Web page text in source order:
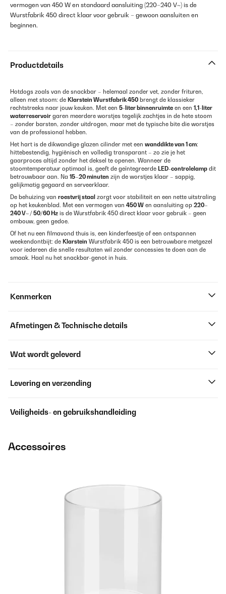
vermogen van 450 W en standaard aansluiting (220–240 V~) is de
Wurstfabrik 450 direct klaar voor gebruik – gewoon aansluiten en
beginnen.
Productdetails
Hotdogs zoals van de snackbar – helemaal zonder vet, zonder frituren,
alleen met stoom: de Klarstein Wurstfabrik 450 brengt de klassieker
rechtstreeks naar jouw keuken. Met een 5-liter binnenruimte en een 1,1-liter
waterreservoir garen meerdere worstjes tegelijk zachtjes in de hete stoom
– zonder barsten, zonder uitdrogen, maar met de typische bite die worstjes
van de professional hebben.
Het hart is de dikwandige glazen cilinder met een wanddikte van 1 cm:
hittebestendig, hygiënisch en volledig transparant – zo zie je het
gaarproces altijd zonder het deksel te openen. Wanneer de
stoomtemperatuur optimaal is, geeft de geïntegreerde LED-controlelamp dit
betrouwbaar aan. Na 15–20 minuten zijn de worstjes klaar – sappig,
gelijkmatig gegaard en serveerklaar.
De behuizing van roestvrij staal zorgt voor stabiliteit en een nette uitstraling
op het keukenblad. Met een vermogen van 450 W en aansluiting op 220–
240 V~ / 50/60 Hz is de Wurstfabrik 450 direct klaar voor gebruik – geen
ombouw, geen gedoe.
Of het nu een filmavond thuis is, een kinderfeestje of een ontspannen
weekendontbijt: de Klarstein Wurstfabrik 450 is een betrouwbare metgezel
voor iedereen die snelle resultaten wil zonder concessies te doen aan de
smaak. Haal nu het snackbar-genot in huis.
Kenmerken
Afmetingen & Technische details
Wat wordt geleverd
Levering en verzending
Veiligheids- en gebruikshandleiding
Accessoires